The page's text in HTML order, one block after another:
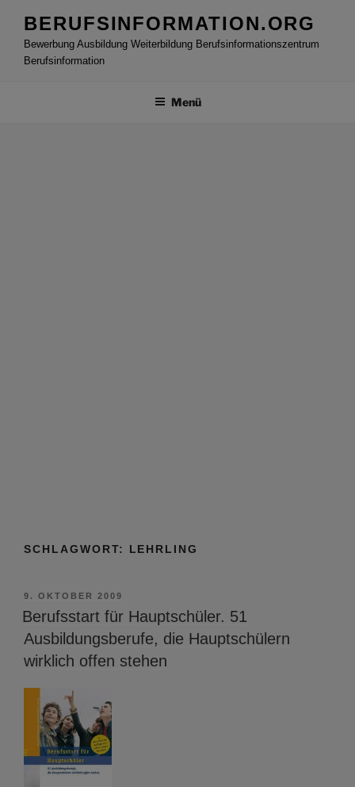
Inhalt
springen
BERUFSINFORMATION.ORG
Bewerbung Ausbildung Weiterbildung Berufsinformationszentrum
Berufsinformation
Menü
SCHLAGWORT: LEHRLING
VERÖFFENTLICHT
AM
9. OKTOBER 2009
Berufsstart für Hauptschüler. 51
Ausbildungsberufe, die Hauptschülern
wirklich offen stehen